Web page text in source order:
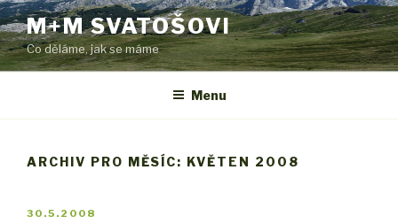
Přejít
k
obsahu
webu
M+M SVATOŠOVI
Co děláme, jak se máme
Menu
ARCHIV PRO MĚSÍC: KVĚTEN 2008
PUBLIKOVÁNO
30.5.2008